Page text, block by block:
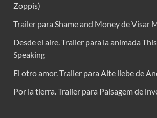
Zoppis)
Trailer para Shame and Money de Visar
Desde el aire. Trailer para la animada
Speaking
El otro amor. Trailer para Alte liebe de
Por la tierra. Trailer para Paisagem de